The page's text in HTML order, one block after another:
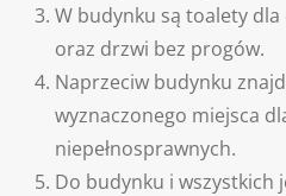
W budynku są toalety
oraz drzwi bez progów.
Naprzeciw budynku
wyznaczonego miejsca
niepełnosprawnych.
Do budynku i wszystkich